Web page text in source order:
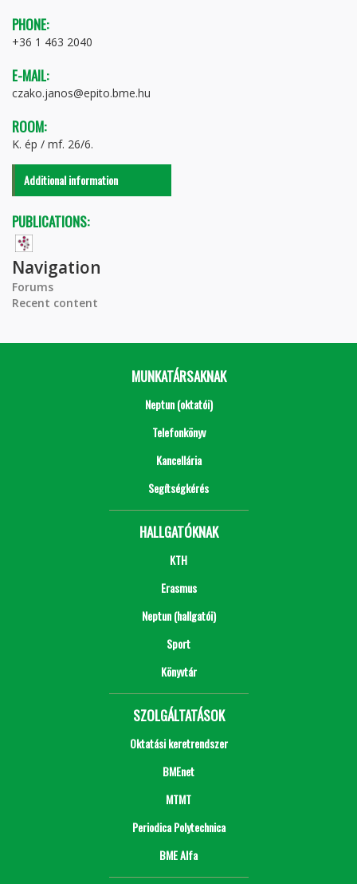
PHONE:
+36 1 463 2040
E-MAIL:
czako.janos@epito.bme.hu
ROOM:
K. ép / mf. 26/6.
Additional information
PUBLICATIONS:
Navigation
Forums
Recent content
MUNKATÁRSAKNAK
Neptun (oktatói)
Telefonkönyv
Kancellária
Segítségkérés
HALLGATÓKNAK
KTH
Erasmus
Neptun (hallgatói)
Sport
Könyvtár
SZOLGÁLTATÁSOK
Oktatási keretrendszer
BMEnet
MTMT
Periodica Polytechnica
BME Alfa